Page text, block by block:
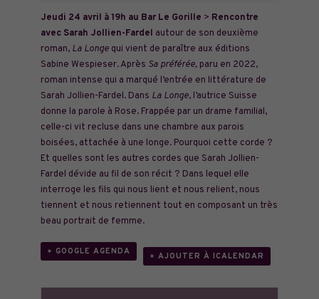
Jeudi 24 avril à 19h au Bar Le Gorille > Rencontre
avec Sarah Jollien-Fardel autour de son deuxième
roman, La Longequi vient de paraître aux éditions
Sabine Wespieser. Après Sapréférée, paru en 2022,
roman intense qui a marqué l’entrée en littérature de
Sarah Jollien-Fardel. Dans La Longe, l’autrice Suisse
donne la parole à Rose. Frappée par un drame familial,
celle-ci vit recluse dans une chambre aux parois
boisées, attachée à une longe. Pourquoi cette corde ?
Et quelles sont les autres cordes que Sarah Jollien-
Fardel dévide au fil de son récit ? Dans lequel elle
interroge les fils qui nous lient et nous relient, nous
tiennent et nous retiennent tout en composant un très
beau portrait de femme.
+ GOOGLE AGENDA
+ AJOUTER À ICALENDAR